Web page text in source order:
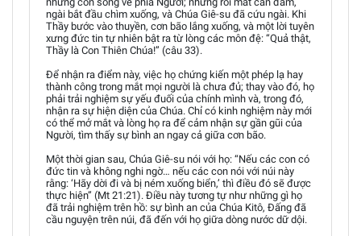
ngài bắt đầu chìm xuống, và Chúa Giê-su đã cứu ngài. Khi
Thầy bước vào thuyền, cơn bão lắng xuống, và một lời tuyên
xưng đức tin tự nhiên bật ra từ lòng các môn đệ: “Quả thật,
Thầy là Con Thiên Chúa!” (câu 33).
Để nhận ra điểm này, việc họ chứng kiến một phép lạ hay
thành công trong mắt mọi người là chưa đủ; thay vào đó, họ
phải trải nghiệm sự yếu đuối của chính mình và, trong đó,
nhận ra sự hiện diện của Chúa. Chỉ có kinh nghiệm này mới
có thể mở mắt và lòng họ ra để cảm nhận sự gần gũi của
Người, tìm thấy sự bình an ngay cả giữa cơn bão.
Một thời gian sau, Chúa Giê-su nói với họ: “Nếu các con có
đức tin và không nghi ngờ… nếu các con nói với núi này
rằng: ‘Hãy dời đi và bị ném xuống biển,’ thì điều đó sẽ được
thực hiện” (Mt 21:21). Điều này tương tự như những gì họ
đã trải nghiệm trên hồ: sự bình an của Chúa Kitô, Đấng đã
cầu nguyện trên núi, đã đến với họ giữa dòng nước dữ dội.